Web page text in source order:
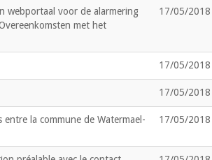
webportaal voor de alarmering
met het
17/05/2018
17/05/2018
17/05/2018
la commune de Watermael-
17/05/2018